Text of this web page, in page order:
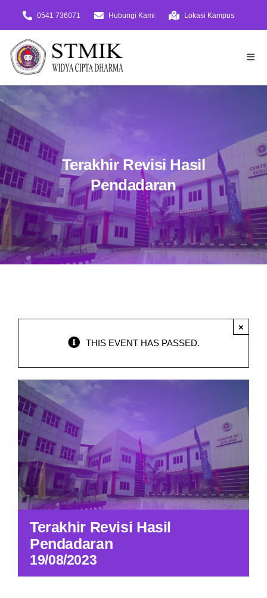
content
0541 736071 Hubungi Kami Lokasi Kampus
Beranda
PMB Daftar!
Virtual Tour
Tentang
Akademik
Terakhir Revisi Hasil
Pendadaran
THIS EVENT HAS PASSED.
×
Terakhir Revisi Hasil
Pendadaran
19/08/2023